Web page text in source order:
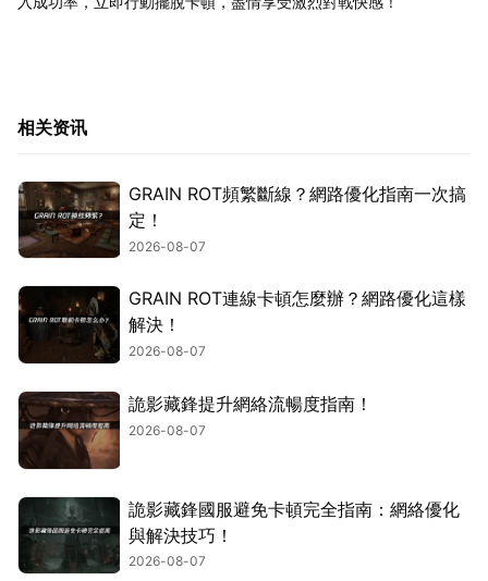
相关资讯
GRAIN ROT頻繁斷線？網路優化指南一次搞
定！
2026-08-07
GRAIN ROT連線卡頓怎麼辦？網路優化這樣
解決！
2026-08-07
詭影藏鋒提升網絡流暢度指南！
2026-08-07
詭影藏鋒國服避免卡頓完全指南：網絡優化
與解決技巧！
2026-08-07